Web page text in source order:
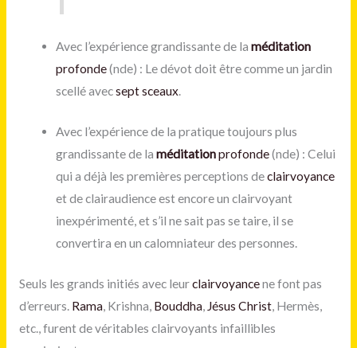
Avec l’expérience grandissante de laméditation
profonde(nde) : Le dévot doit être comme un jardin
scellé avecsept sceaux.
Avec l’expérience de la pratique toujours plus
grandissante de laméditationprofonde(nde) : Celui
qui a déjà les premières perceptions declairvoyance
et de clairaudience est encore un clairvoyant
inexpérimenté, et s’il ne sait pas se taire, il se
convertira en un calomniateur des personnes.
Seuls les grands initiés avec leurclairvoyancene font pas
d’erreurs. Rama, Krishna, Bouddha, Jésus Christ, Hermès,
etc., furent de véritables clairvoyants infaillibles